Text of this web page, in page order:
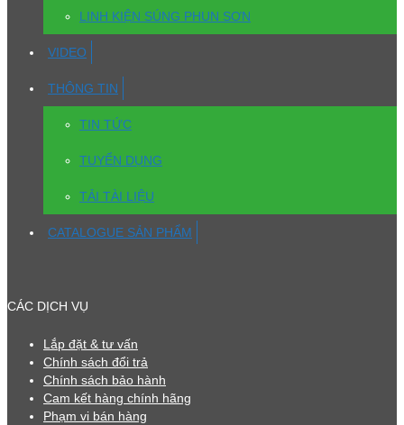
LINH KIỆN SÚNG PHUN SƠN
VIDEO
THÔNG TIN
TIN TỨC
TUYỂN DỤNG
TẢI TÀI LIỆU
CATALOGUE SẢN PHẨM
CÁC DỊCH VỤ
Lắp đặt & tư vấn
Chính sách đổi trả
Chính sách bảo hành
Cam kết hàng chính hãng
Phạm vi bán hàng